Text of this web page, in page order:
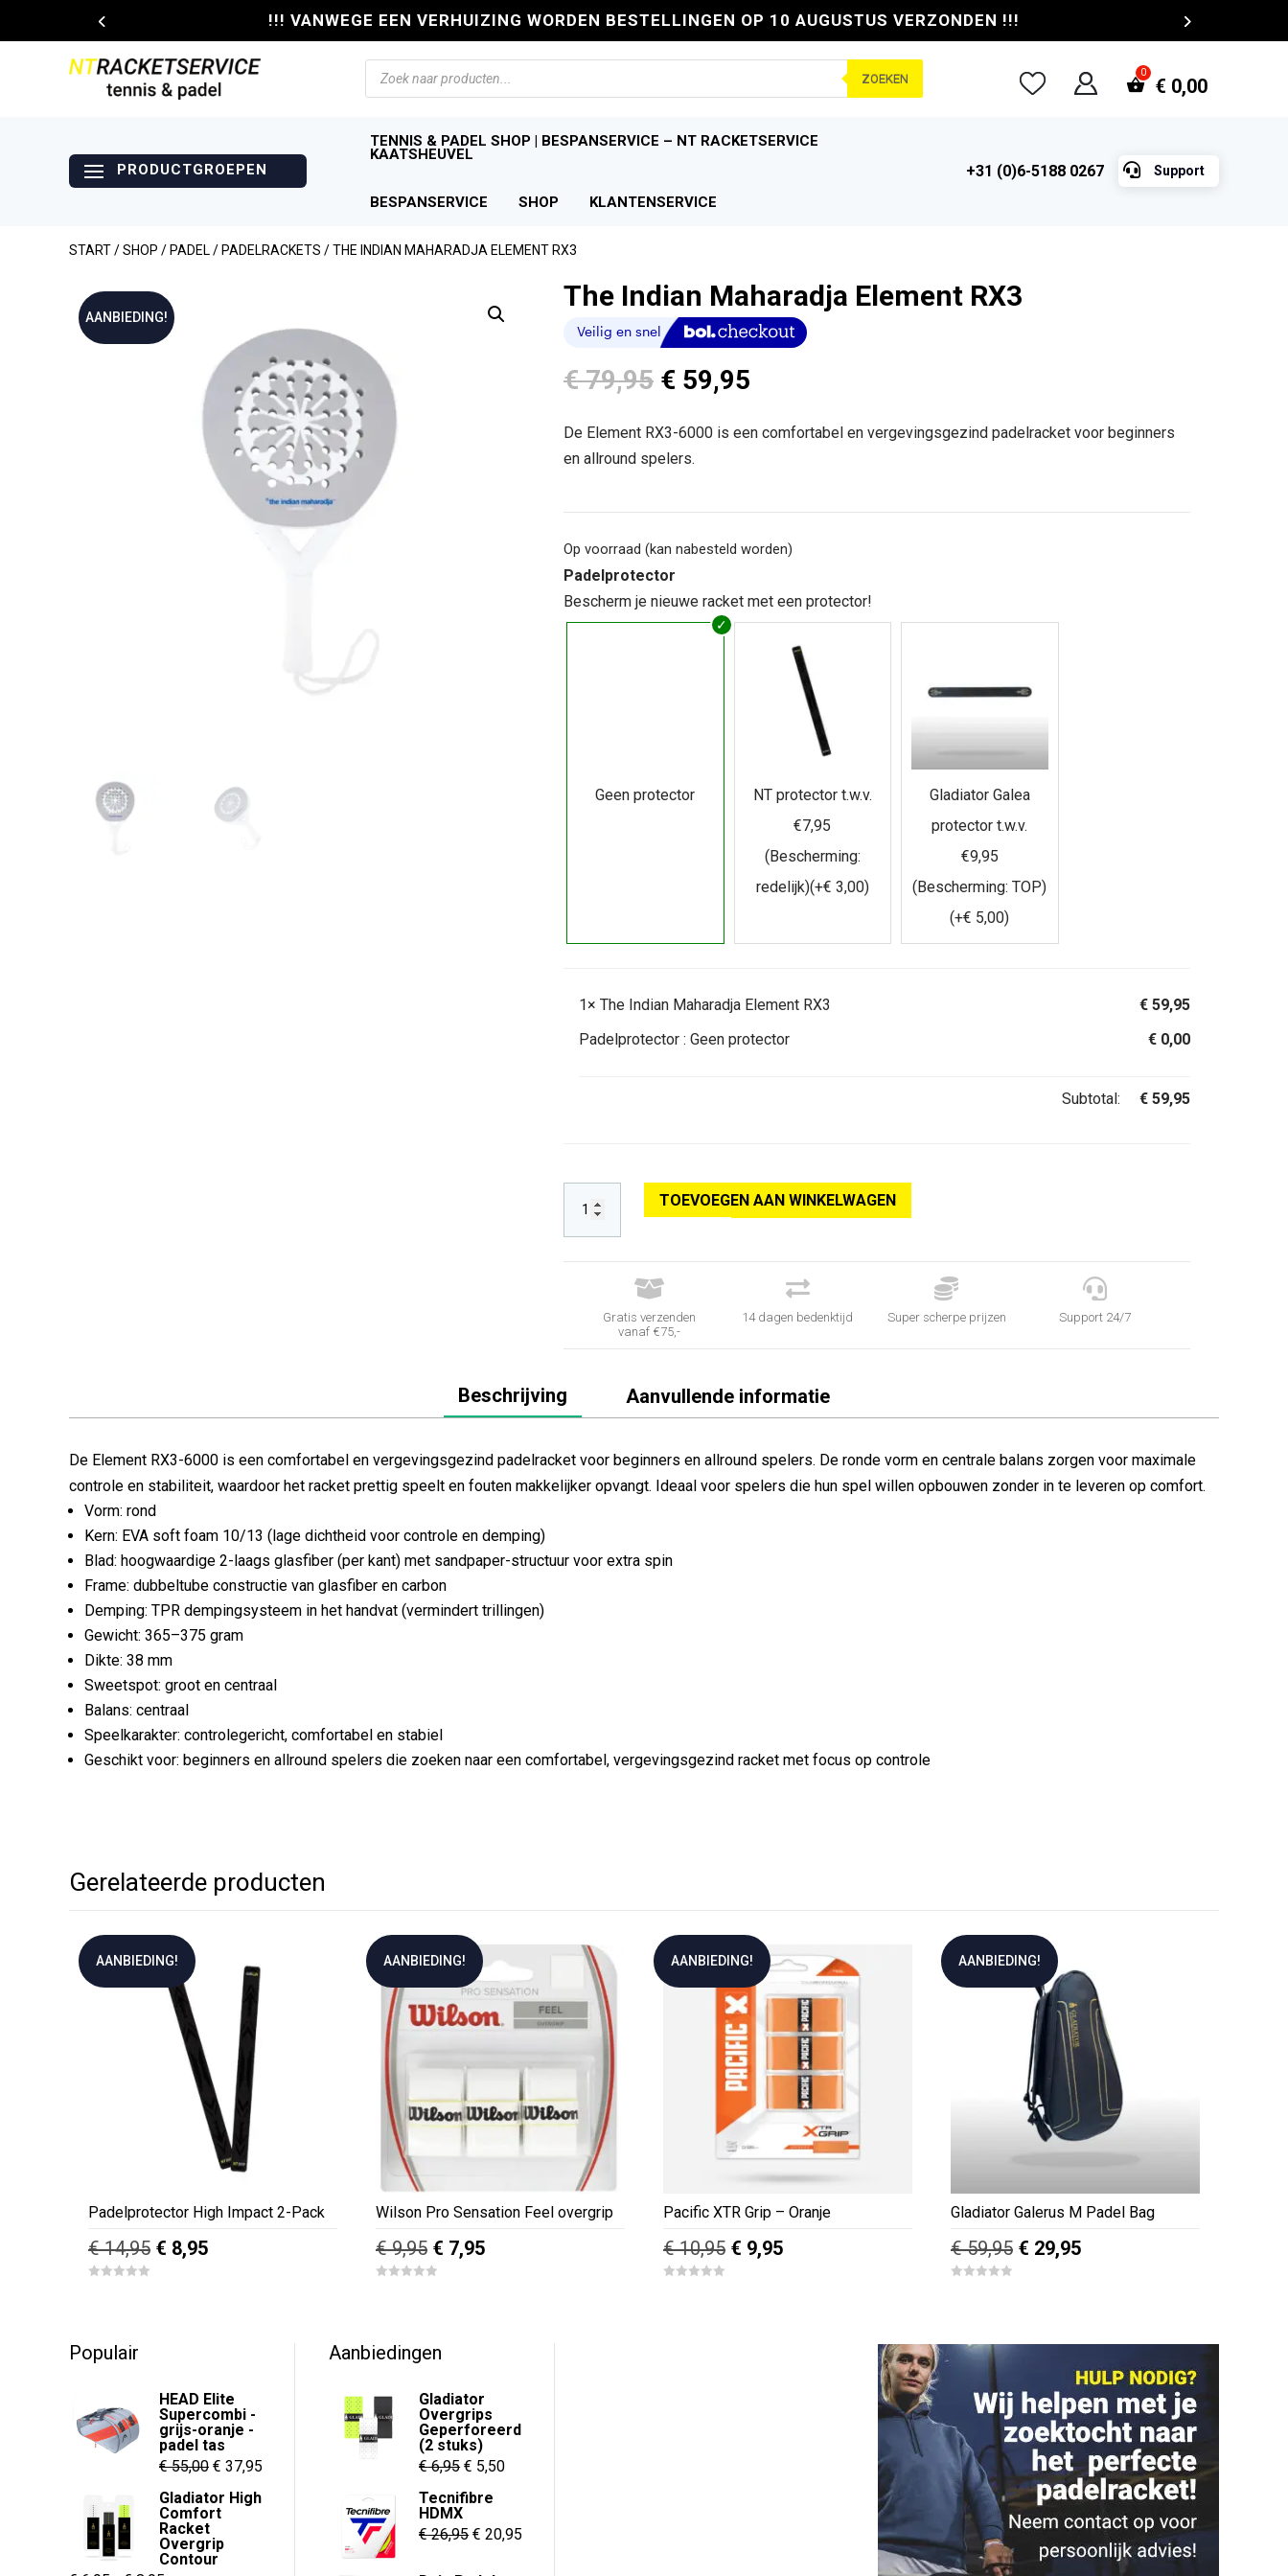
!!! VANWEGE EEN VERHUIZING WORDEN BESTELLINGEN OP 10 AUGUSTUS VERZONDEN !!!
Producten
zoeken
ZOEKEN € 0,00
TENNIS & PADEL SHOP | BESPANSERVICE – NT RACKETSERVICE
KAATSHEUVEL
BESPANSERVICE SHOP KLANTENSERVICE
+31 (0)6-5188 0267  Support
START/SHOP / PADEL / PADELRACKETS / THE INDIAN MAHARADJA ELEMENT RX3
AANBIEDING!
The Indian Maharadja Element RX3
€79,95 Oorspronkelijke
prijs
was:
€ 79,95.
€ 59,95
is:
De Element RX3-6000 is een comfortabel en vergevingsgezind padelracket voor beginners
en allround spelers.
Op voorraad (kan nabesteld worden)
Padelprotector
Bescherm je nieuwe racket met een protector!
Geen protector
NT protector t.w.v.
€7,95
(Bescherming:
redelijk)(+€ 3,00)
Gladiator Galea
protector t.w.v.
€9,95
(Bescherming: TOP)
(+€ 5,00)
1× The Indian Maharadja Element RX3 € 59,95
Padelprotector : Geen protector € 0,00
Subtotal: € 59,95
TOEVOEGEN AAN WINKELWAGEN

Gratis verzenden
vanaf €75,-

14 dagen bedenktijd

Super scherpe prijzen

Support 24/7
Beschrijving Aanvullende informatie
De Element RX3-6000 is een comfortabel en vergevingsgezind padelracket voor beginners en allround spelers. De ronde vorm en centrale balans zorgen voor maximale
controle en stabiliteit, waardoor het racket prettig speelt en fouten makkelijker opvangt. Ideaal voor spelers die hun spel willen opbouwen zonder in te leveren op comfort.
Vorm: rond
Kern: EVA soft foam 10/13 (lage dichtheid voor controle en demping)
Blad: hoogwaardige 2-laags glasfiber (per kant) met sandpaper-structuur voor extra spin
Frame: dubbeltube constructie van glasfiber en carbon
Demping: TPR dempingsysteem in het handvat (vermindert trillingen)
Gewicht: 365–375 gram
Dikte: 38 mm
Sweetspot: groot en centraal
Balans: centraal
Speelkarakter: controlegericht, comfortabel en stabiel
Geschikt voor: beginners en allround spelers die zoeken naar een comfortabel, vergevingsgezind racket met focus op controle
Gerelateerde producten
AANBIEDING!
Padelprotector High Impact 2-Pack
€14,95 Oorspronkelijke
€ 8,95Huidige
5
AANBIEDING!
Wilson Pro Sensation Feel overgrip
€9,95 Oorspronkelijke
prijs
€ 7,95Huidige
5
AANBIEDING!
Pacific XTR Grip – Oranje
€10,95 Oorspronkelijke
€ 9,95Huidige
AANBIEDING!
Gladiator Galerus M Padel Bag
€59,95 Oorspronkelijke
€ 29,95Huidige
f
Populair
HEAD Elite
Supercombi -
grijs-oranje -
padel tas
€55,00 Oorspronkelijke
prijs
was:
€ 55,00.
€ 37,95
Gladiator High
Comfort
Racket
Overgrip
Contour
Aanbiedingen
Gladiator
Overgrips
Geperforeerd
(2 stuks)
€6,95 Oorspronkelijke
prijs
€ 6,95.
€ 5,50Huidige
€ 5,50.
Tecnifibre
HDMX
€26,95 Oorspronkelijke
€ 20,95